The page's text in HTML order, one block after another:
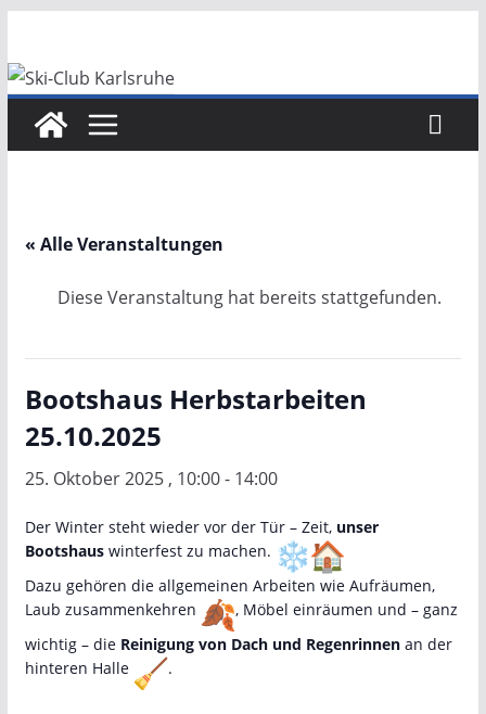
springen
« Alle Veranstaltungen
Diese Veranstaltung hat bereits stattgefunden.
Bootshaus Herbstarbeiten
25.10.2025
25. Oktober 2025 , 10:00- 14:00
Der Winter steht wieder vor der Tür – Zeit, unser
Bootshauswinterfest zu machen.
Dazu gehören die allgemeinen Arbeiten wie Aufräumen,
Laub zusammenkehren
, Möbel einräumen und – ganz
wichtig – die Reinigung von Dach und Regenrinnen an der
hinteren Halle
.